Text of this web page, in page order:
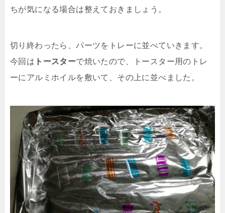
ちが気になる場合は整えておきましょう。
切り終わったら、パーツをトレーに並べていきます。
今回は トースターで焼いたので、トースター用のトレ
ーにアルミホイルを敷いて、その上に並べました。